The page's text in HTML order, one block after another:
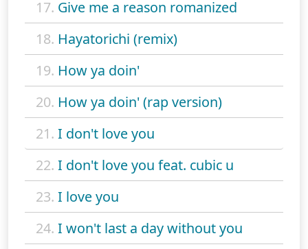
17. Give me a reason romanized
18. Hayatorichi (remix)
19. How ya doin'
20. How ya doin' (rap version)
21. I don't love you
22. I don't love you feat. cubic u
23. I love you
24. I won't last a day without you